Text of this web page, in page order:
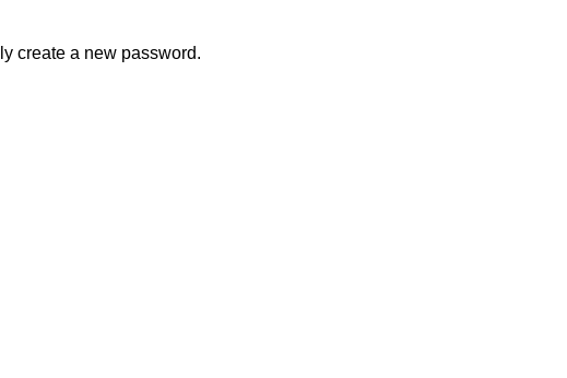
create a new password.